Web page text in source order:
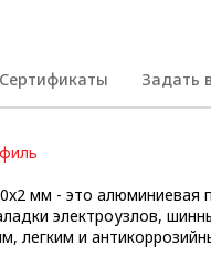
Сертификаты Задать
мм - это
электроузлов,
легким и